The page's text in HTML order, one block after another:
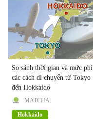
So sánh thời gian và mức phí
các cách di chuyển từ Tokyo
đến Hokkaido
MATCHA
Hokkaido